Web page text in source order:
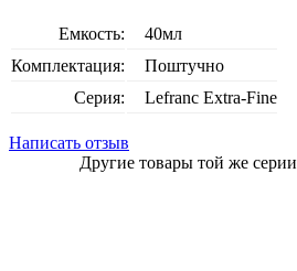
Емкость:
40мл
Комплектация:
Поштучно
Серия:
Lefranc Extra-Fine
Написать отзыв
Другие товары той же серии